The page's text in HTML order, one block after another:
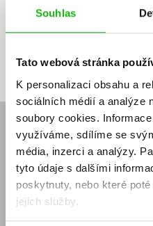
Souhlas
Tato webová stránka
K personalizaci obsahu a
sociálních médií a analýze
soubory cookies.
využíváme, sdílíme se
média, inzerci a analýzy.
tyto údaje s dalšími
poskytnuty, nebo které
jejich služby.
sleva, jaká běží soutěž o ceny?
souhlasíte se
mailová
adresa
mailová
adresa
Vaše e-mailová adresa
E-SHOP
Aktuality
Naši autoři
Obchodní podmínky
Jak nakoupit